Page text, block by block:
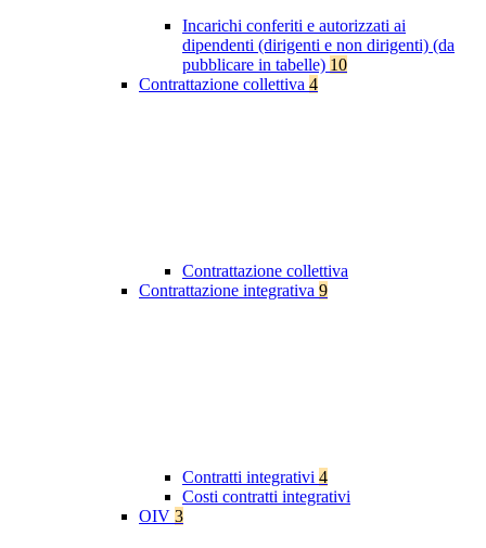
Incarichi conferiti e autorizzati ai
dipendenti (dirigenti e non dirigenti) (da
pubblicare in tabelle) 10
Contrattazione collettiva 4
Contrattazione collettiva
Contrattazione integrativa 9
Contratti integrativi 4
Costi contratti integrativi
OIV 3